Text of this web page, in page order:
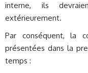
interne, ils
extérieurement.
Par conséquent, la
présentées dans la
temps :